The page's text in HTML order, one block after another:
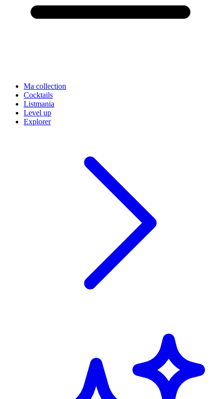
Ma collection
Cocktails
Listmania
Level up
Explorer